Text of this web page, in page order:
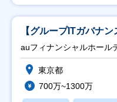
【グループITガバナン
auフィナンシャルホール
東京都
700万~1300万